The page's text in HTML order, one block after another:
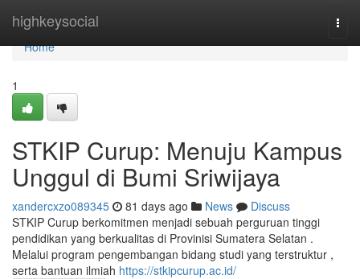
highkeysocial
Home
Home
1
STKIP Curup: Menuju Kampus
Unggul di Bumi Sriwijaya
xandercxzo089345 81 days ago News
Discuss
STKIP Curup berkomitmen menjadi sebuah perguruan tinggi
pendidikan yang berkualitas di Provinisi Sumatera Selatan .
Melalui program pengembangan bidang studi yang terstruktur ,
serta bantuan ilmiah https://stkipcurup.ac.id/